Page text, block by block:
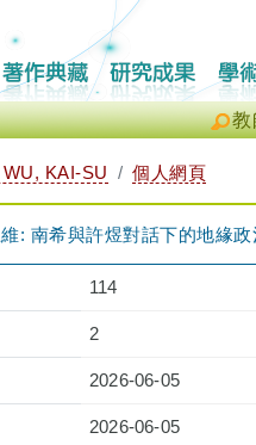
教
KAI-SU 個人網頁
: 南希與許煜對話下的地緣
114
2
2026-06-05
2026-06-05